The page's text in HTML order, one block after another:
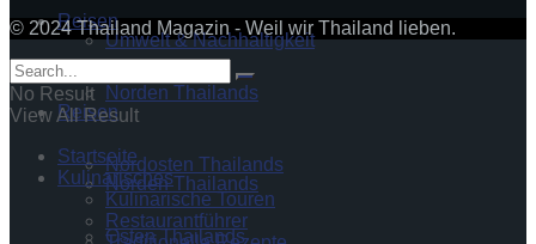
Reisen
Norden Thailands
Nordosten Thailands
Osten Thailands
Umwelt & Nachhaltigkeit
Reisen
Norden Thailands
© 2024 Thailand Magazin - Weil wir Thailand lieben.
No Result
View All Result
Startseite
Kulinarisches
Kulinarische Touren
Restaurantführer